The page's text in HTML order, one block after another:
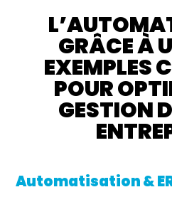
GRÂCE À
EXEMPLES
POUR
GESTION
Automatisation &